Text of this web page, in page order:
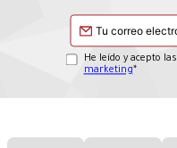
He leído y acepto
marketing*